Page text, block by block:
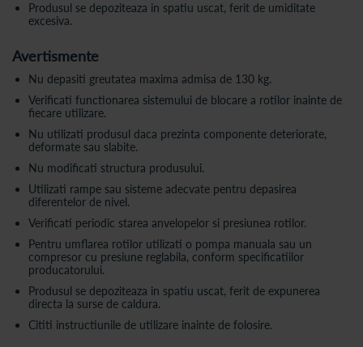
Produsul se depoziteaza in spatiu uscat, ferit de umiditate
excesiva.
Avertismente
Nu depasiti greutatea maxima admisa de 130 kg.
Verificati functionarea sistemului de blocare a rotilor inainte de
fiecare utilizare.
Nu utilizati produsul daca prezinta componente deteriorate,
deformate sau slabite.
Nu modificati structura produsului.
Utilizati rampe sau sisteme adecvate pentru depasirea
diferentelor de nivel.
Verificati periodic starea anvelopelor si presiunea rotilor.
Pentru umflarea rotilor utilizati o pompa manuala sau un
compresor cu presiune reglabila, conform specificatiilor
producatorului.
Produsul se depoziteaza in spatiu uscat, ferit de expunerea
directa la surse de caldura.
Cititi instructiunile de utilizare inainte de folosire.